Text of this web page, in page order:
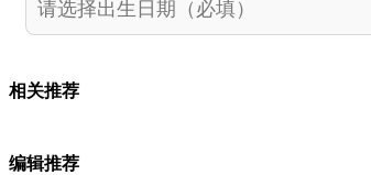
相关推荐
编辑推荐